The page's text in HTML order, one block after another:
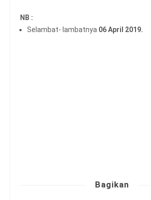
NB :
Selambat- lambatnya 06 April 2019.
Bagikan